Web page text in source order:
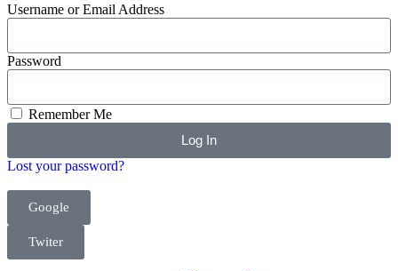
Username or Email Address
Password
Remember Me
Log In
Lost your password?
Google
Twiter